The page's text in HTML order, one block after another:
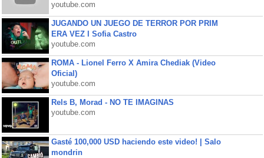
youtube.com
JUGANDO UN JUEGO DE TERROR POR PRIM
ERA VEZ l Sofia Castro
youtube.com
ROMA - Lionel Ferro X Amira Chediak (Video
Oficial)
youtube.com
Rels B, Morad - NO TE IMAGINAS
youtube.com
Gasté 100,000 USD haciendo este video! | Salo
mondrin